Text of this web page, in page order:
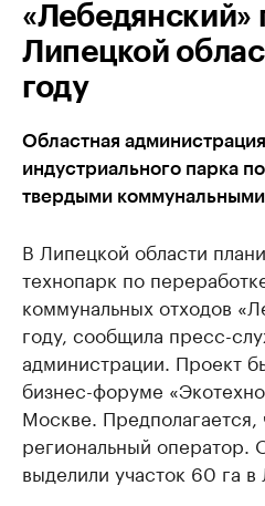
«Лебедянский»
Липецкой
году
Областная
индустриального парка
твердыми
В Липецкой области
технопарк по
коммунальных отходов
году, сообщила пресс-
администрации. Проект
бизнес-форуме
Москве. Предполагается,
региональный оператор.
выделили участок 60 га